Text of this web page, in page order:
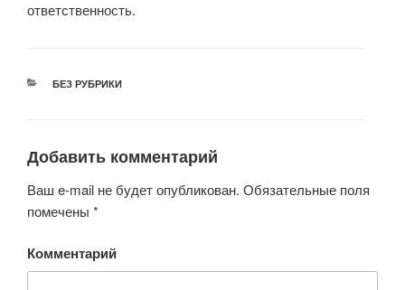
ответственность.
РУБРИКИ
БЕЗ РУБРИКИ
Добавить комментарий
Ваш e-mail не будет опубликован. Обязательные поля
помечены *
Комментарий